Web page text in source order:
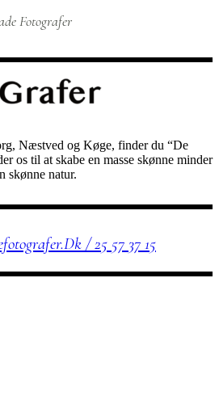
Fotografer
Næstved og Køge, finder du “De
os til at skabe en masse skønne minder
skønne natur.
/ 25 57 37 15